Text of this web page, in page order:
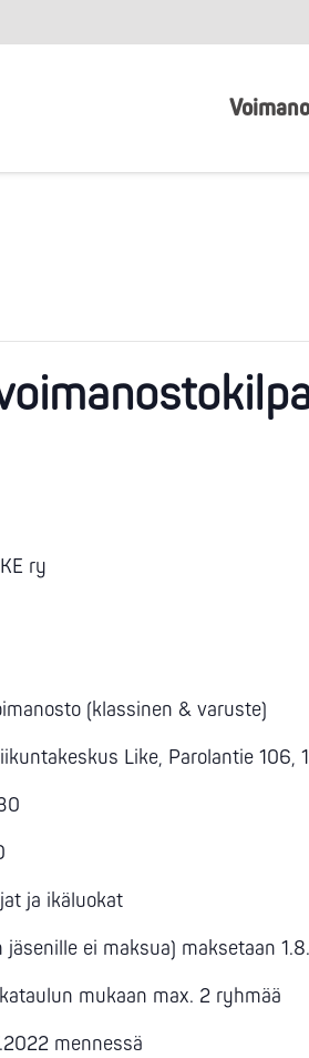
ry
(klassinen & varuste)
Like, Parolantie 106,
ja ikäluokat
ei maksua) maksetaan
mukaan max. 2 ryhmää
mennessä